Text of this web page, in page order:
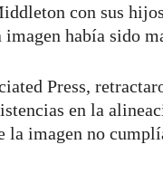
con sus
había sido
Press,
en la
imagen no